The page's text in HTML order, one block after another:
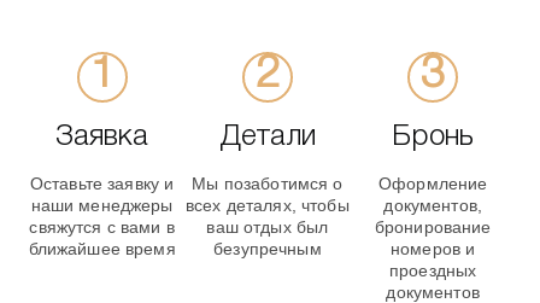
Заявка
Оставьте заявку и
наши менеджеры
свяжутся с вами в
ближайшее время
Детали
Мы позаботимся о
всех деталях, чтобы
ваш отдых был
безупречным
Бронь
Оформление
документов,
бронирование
номеров и
проездных
документов